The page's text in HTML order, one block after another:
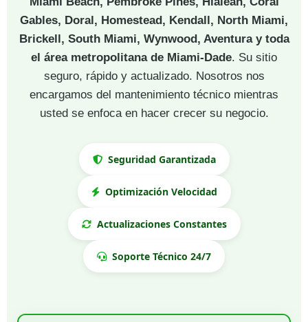
Gables, Doral, Homestead, Kendall, North Miami,
Brickell, South Miami, Wynwood, Aventura y toda
el área metropolitana de Miami-Dade. Su sitio
seguro, rápido y actualizado. Nosotros nos
encargamos del mantenimiento técnico mientras
usted se enfoca en hacer crecer su negocio.
Seguridad Garantizada
Optimización Velocidad
Actualizaciones Constantes
Soporte Técnico 24/7